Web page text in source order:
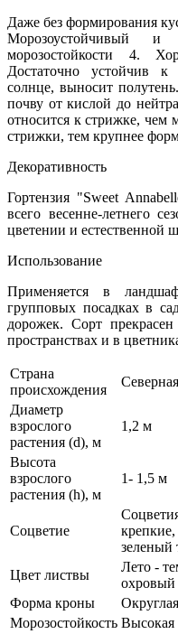
Даже без формирования
Морозоустойчивый и
морозостойкости 4.
Достаточно устойчив
солнце, выносит
почву от кислой до
относится к стрижке, чем
стрижки, тем крупнее
Декоративность
Гортензия "Sweet
всего весенне-летнего
цветении и естественной
Использование
Применяется в
групповых посадках в
дорожек. Сорт
пространствах и в
Страна
происхождения
Диаметр
взрослого
растения (d), м
1,2 м
Высота
взрослого
растения (h), м
1- 1,5 м
Соцветие
зеленый
Цвет листвы
Лето -
охровый
Форма кроны
Морозостойкость Высокая